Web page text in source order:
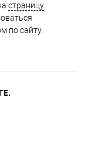
страницу
по сайту.